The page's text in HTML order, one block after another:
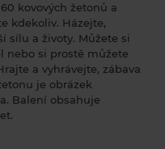
kovových žetonů a
kdekoliv. Házejte,
sílu a životy. Můžete si
nebo si prostě můžete
a vyhrávejte, zábava
je obrázek
Balení obsahuje